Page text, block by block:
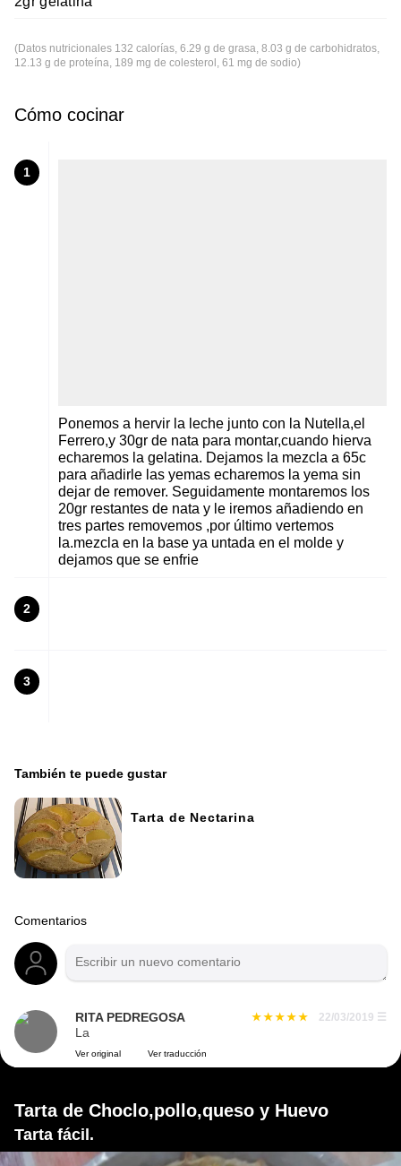
(Datos nutricionales 132 calorías, 6.29 g de grasa, 8.03 g de carbohidratos,
12.13 g de proteína, 189 mg de colesterol, 61 mg de sodio)
Cómo cocinar
1
Ponemos a hervir la leche junto con la Nutella,el
Ferrero,y 30gr de nata para montar,cuando hierva
echaremos la gelatina. Dejamos la mezcla a 65c
para añadirle las yemas echaremos la yema sin
dejar de remover. Seguidamente montaremos los
20gr restantes de nata y le iremos añadiendo en
tres partes removemos ,por último vertemos
la.mezcla en la base ya untada en el molde y
dejamos que se enfrie
2
3
También te puede gustar
Tarta de Nectarina
Comentarios
RITA PEDREGOSA 22/03/2019 ☰
La
Ver original Ver traducción
Tarta de Choclo,pollo,queso y Huevo
Tarta fácil.